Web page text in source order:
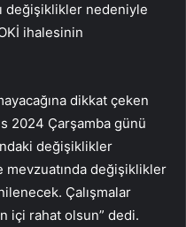
değişiklikler nedeniyle
ihalesinin
dikkat çeken
2024 Çarşamba günü
değişiklikler
mevzuatında değişiklikler
Çalışmalar
içi rahat olsun” dedi.